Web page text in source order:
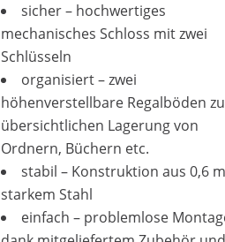
sicher – hochwertiges
mechanisches Schloss mit zwei
Schlüsseln
organisiert – zwei
höhenverstellbare Regalböden
übersichtlichen Lagerung von
Ordnern, Büchern etc.
stabil – Konstruktion aus 0,6
starkem Stahl
einfach – problemlose